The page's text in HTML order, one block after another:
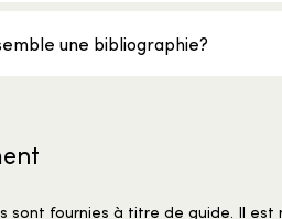
une bibliographie?
sont fournies à titre de guide. Il est